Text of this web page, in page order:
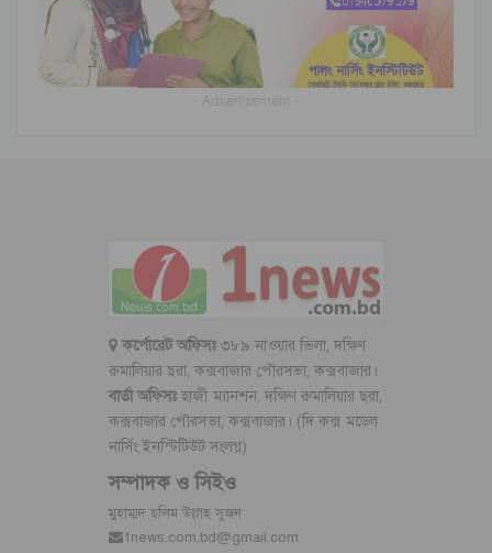
কর্পোরেট অফিসঃ৩৮৯ নাওয়ার ভিলা, দক্ষিণ
রুমালিয়ার ছরা, কক্সবাজার পৌরসভা, কক্সবাজার।
বার্তা অফিসঃ হাজী ম্যানশন, দক্ষিণ রুমালিয়ার ছরা,
কক্সবাজার পৌরসভা, কক্সবাজার। (দি কক্স মডেল
নার্সিং ইনস্টিটিউট সংলগ্ন)
সম্পাদক ও সিইও
মুহাম্মদ ছলিম উল্লাহ সুজন
1news.com.bd@gmail.com